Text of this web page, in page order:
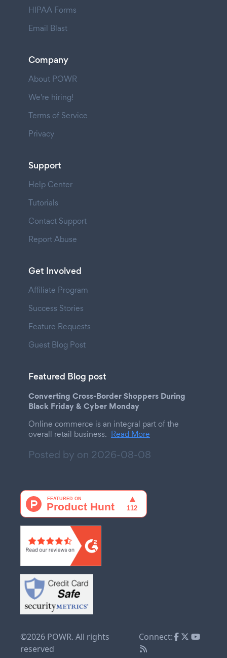
HIPAA Forms
Email Blast
Company
About POWR
We're hiring!
Terms of Service
Privacy
Support
Help Center
Tutorials
Contact Support
Report Abuse
Get Involved
Affiliate Program
Success Stories
Feature Requests
Guest Blog Post
Featured Blog post
Converting Cross-Border Shoppers During
Black Friday & Cyber Monday
Online commerce is an integral part of the
overall retail business. Read More
Posted by on 2026-08-08
©2026 POWR. All rights
reserved
Connect: